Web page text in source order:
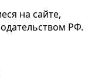
на сайте,
РФ.